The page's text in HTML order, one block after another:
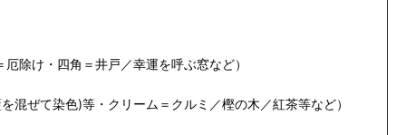
除け・四角＝井戸／幸運を呼ぶ窓など）
ぜて染色)等・クリーム＝クルミ／樫の木／紅茶等など）